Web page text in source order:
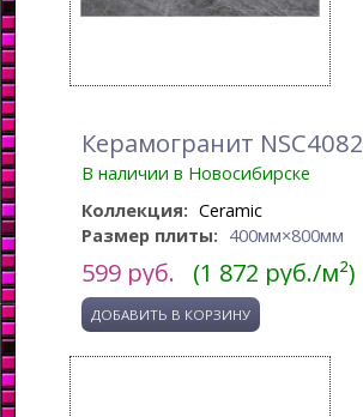
Керамогранит NSC4082
В наличии в Новосибирске
Коллекция: Ceramic
Размер плиты: 400мм×800мм
599 руб. (1 872 руб./м²)